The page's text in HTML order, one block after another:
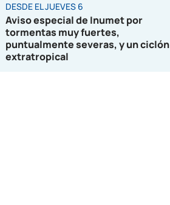
DESDE EL JUEVES 6
Aviso especial de Inumet por
tormentas muy fuertes,
puntualmente severas, y un ciclón
extratropical